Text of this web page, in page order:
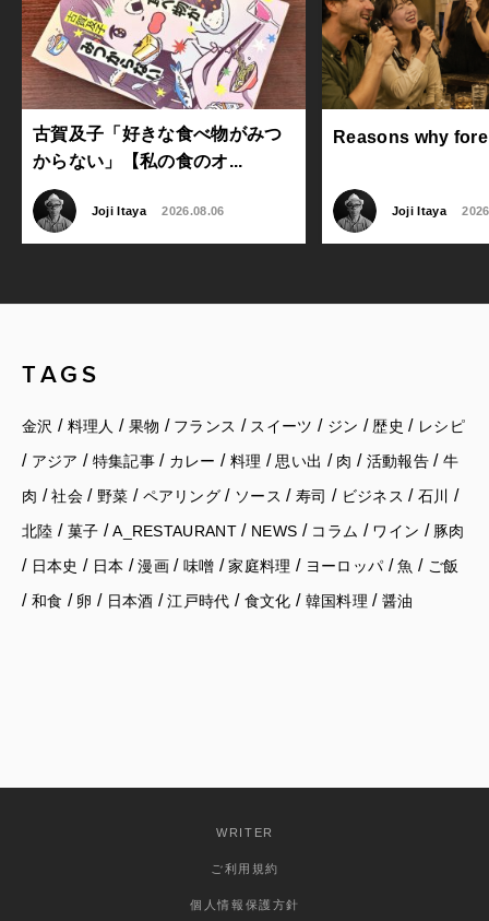
古賀及子「好きな食べ物がみつ
からない」【私の食のオ...
Joji Itaya 2026.08.06
Reasons why
Joji Itaya
TAGS
金沢 / 料理人 / 果物 / フランス / スイーツ / ジン / 歴史 / レシピ
/ アジア / 特集記事/ カレー / 料理 / 思い出 / 肉 / 活動報告/ 牛
肉 /社会/ 野菜 / ペアリング / ソース /寿司 / ビジネス / 石川 /
北陸 / 菓子 /A_RESTAURANT / NEWS / コラム / ワイン / 豚肉
/ 日本史 / 日本 /漫画/ 味噌 /家庭料理 / ヨーロッパ /魚 / ご飯
/ 和食 / 卵 / 日本酒 /江戸時代 / 食文化 / 韓国料理 / 醤油
WRITER
ご利用規約
個人情報保護方針